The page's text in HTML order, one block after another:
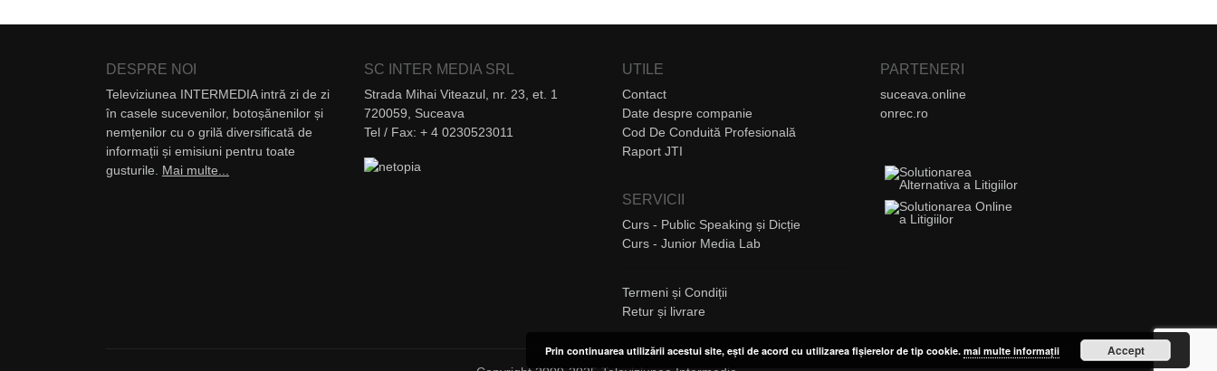
DESPRE NOI
Televiziunea INTERMEDIA intră zi de zi
în casele sucevenilor, botoșănenilor și
nemțenilor cu o grilă diversificată de
informații și emisiuni pentru toate
gusturile. Mai multe...
SC INTER MEDIA SRL
Strada Mihai Viteazul, nr. 23, et. 1
720059, Suceava
Tel / Fax: + 4 0230523011
UTILE
Contact
Date despre companie
Cod De Conduită Profesională
Raport JTI
SERVICII
Curs - Public Speaking și Dicție
Curs - Junior Media Lab
Termeni și Condiții
Retur și livrare
PARTENERI
suceava.online
onrec.ro
Prin continuarea utilizării acestui site, ești de acord cu utilizarea fișierelor de tip cookie. mai multe informații Accept